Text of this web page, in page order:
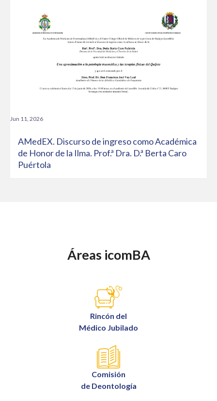
Jun 11, 2026
AMedEX. Discurso de ingreso como Académica
de Honor de la Ilma. Prof.ª Dra. D.ª Berta Caro
Puértola
Áreas icomBA
Rincón del
Médico Jubilado
Comisión
de Deontología